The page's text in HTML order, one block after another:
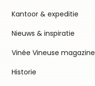
Kantoor & expeditie
Nieuws & inspiratie
Vinée Vineuse magazine
Historie